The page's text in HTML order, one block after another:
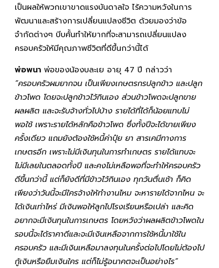
เป็นผลให้พวกเขาขาดแรงบันดาลใจ ไร้ความหวังในการ
พัฒนาและสร้างการเปลี่ยนแปลงชีวิต ด้วยมองว่าข้อ
จำกัดต่างๆ บีบคั้นทำให้ยากที่จะสามารถเปลี่ยนแปลง
ครอบครัวให้มีคุณภาพชีวิตที่ดีขึ้นกว่านี้ได้
พ่อพนา พ่อของน้องบละเย อายุ 47 ปี กล่าวว่า
“ครอบครัวผมยากจน เป็นเพียงเกษตรกรปลูกข้าว และปลูก
ข้าวโพด โดยจะปลูกข้าวไว้กินเอง ส่วนข้าวโพดจะปลูกขาย
ผลผลิต และจะรับจ้างทั่วไปบ้าง รายได้ที่ได้ก็น้อยแทบไม่
พอใช้ เพราะรายได้หลักคือข้าวโพด ซึ่งทั้งปีจะได้ขายเพียง
ครั้งเดียว แถมยังต้องใช้หนี้ค่าปุ๋ย ยา สารเคมีทางการ
เกษตรอีก เพราะไม่มีเงินทุนในการทำเกษตร รายได้แทบจะ
ไม่มีเลยในตลอดทั้งปี และคงไม่เหลือพอที่จะทำให้ครอบครัว
ดีขึ้นกว่านี้ แต่ก็ยังดีที่มีข้าวไว้กินเอง ทุกวันตื่นเช้า ก็คิด
เพียงว่าวันนี้จะมีใครจ้างให้ทำงานไหม จะหารายได้จากไหน จะ
ได้เงินเท่าไหร่ มีเงินพอให้ลูกไปโรงเรียนหรือเปล่า และคิด
อยากจะมีเงินทุนในการเกษตร โดยหวังว่าผลผลิตข้าวโพดใน
รอบนี้จะได้ราคาดีและจะมีเงินเหลือจากการใช้หนี้มาใช้ใน
ครอบครัว และมีเงินเหลือมาลงทุนในครั้งต่อไปโดยไม่ต้องไป
กู้เงินหรือยืมเงินใคร แต่ก็ไม่รู้อนาคตจะเป็นอย่างไร”